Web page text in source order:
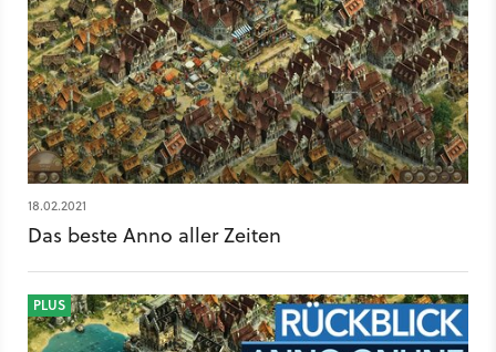
18.02.2021
Das beste Anno aller Zeiten
PLUS